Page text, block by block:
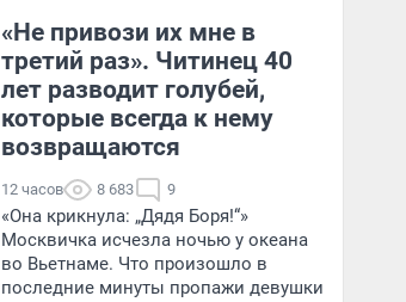
«Не привози их мне в
третий раз». Читинец 40
лет разводит голубей,
которые всегда к нему
возвращаются
12 часов 8 683 9
«Она крикнула: „Дядя Боря!“»
Москвичка исчезла ночью у океана
во Вьетнаме. Что произошло в
последние минуты пропажи девушки